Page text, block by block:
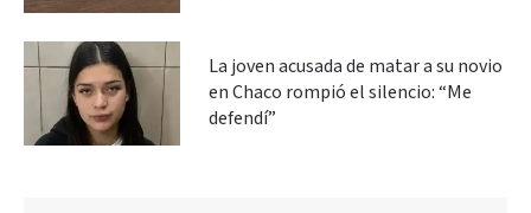
La joven acusada de matar a su novio
en Chaco rompió el silencio: “Me
defendí”